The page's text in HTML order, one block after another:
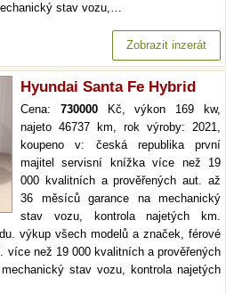
stav vozu,…
Zobrazit inzerát
Hyundai Santa Fe Hybrid
Cena: 730000Kč, výkon 169 kw,
najeto 46737 km, rok výroby: 2021,
koupeno v: česká republika první
majitel servisní knížka více než 19
000 kvalitních a prověřených aut. až
36 měsíců garance na mechanický
stav vozu, kontrola najetých km.
výkup všech modelů a značek, férové
více než 19 000 kvalitních a prověřených
stav vozu, kontrola najetých